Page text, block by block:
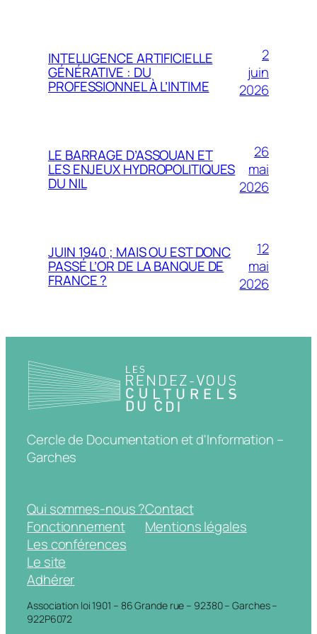
INTELLIGENCE ARTIFICIELLE
GÉNÉRATIVE : DU
PROFESSIONNEL À L’INTIME
2
juin
2026
LE BARRAGE D’ASSOUAN ET
LES ENJEUX HYDROPOLITIQUES
DU NIL
26
mai
2026
JUIN 1940 ; MAIS OU EST DONC
PASSÉ L’OR DE LA BANQUE DE
FRANCE ?
12
mai
2026
Cercle de Documentation et d'Information –
Garches
Qui sommes-nous ?
Fonctionnement
Les conférences
Le site
Adhérer
Contact
Mentions légales
Association loi 1901 – 86 Grande rue – 92380 – Garches –
922P6072